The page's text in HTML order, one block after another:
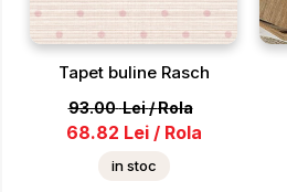
Tapet buline Rasch
93.00 Lei/Rola
68.82 Lei / Rola
in stoc